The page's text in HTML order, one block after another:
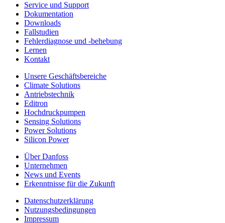
Service und Support
Dokumentation
Downloads
Fallstudien
Fehlerdiagnose und -behebung
Lernen
Kontakt
Unsere Geschäftsbereiche
Climate Solutions
Antriebstechnik
Editron
Hochdruckpumpen
Sensing Solutions
Power Solutions
Silicon Power
Über Danfoss
Unternehmen
News und Events
Erkenntnisse für die Zukunft
Datenschutzerklärung
Nutzungsbedingungen
Impressum